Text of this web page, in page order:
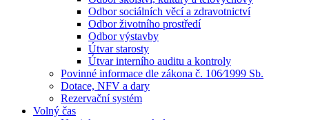
Odbor sociálních věcí a zdravotnictví
Odbor životního prostředí
Odbor výstavby
Útvar starosty
Útvar interního auditu a kontroly
Povinné informace dle zákona č. 106⁄1999 Sb.
Dotace, NFV a dary
Rezervační systém
Volný čas